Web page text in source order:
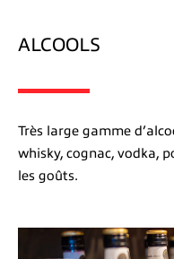
ALCOOLS
Très large gamme
whisky, cognac, vodka,
les goûts.